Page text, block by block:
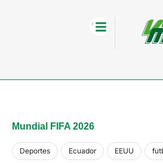
Mundial FIFA 2026
Deportes Ecuador EEUU